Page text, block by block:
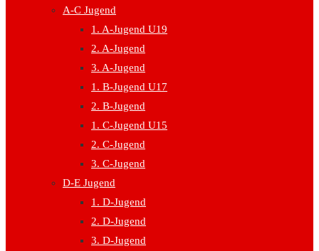
A-C Jugend
1. A-Jugend U19
2. A-Jugend
3. A-Jugend
1. B-Jugend U17
2. B-Jugend
1. C-Jugend U15
2. C-Jugend
3. C-Jugend
D-E Jugend
1. D-Jugend
2. D-Jugend
3. D-Jugend